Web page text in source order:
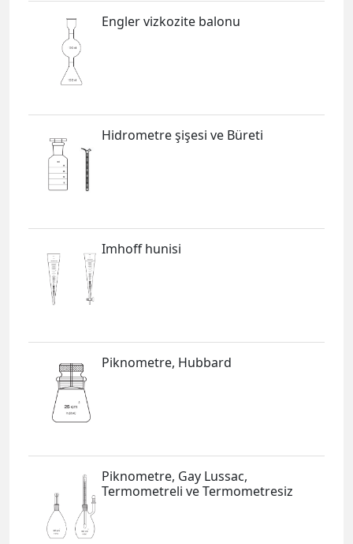
Engler vizkozite balonu
Hidrometre şişesi ve Büreti
Imhoff hunisi
Piknometre, Hubbard
Piknometre, Gay Lussac,
Termometreli ve Termometresiz